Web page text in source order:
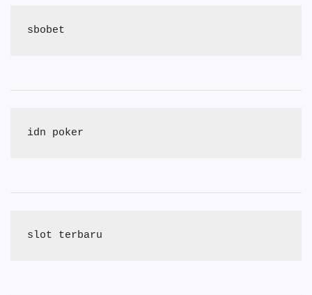
sbobet
idn poker
slot terbaru